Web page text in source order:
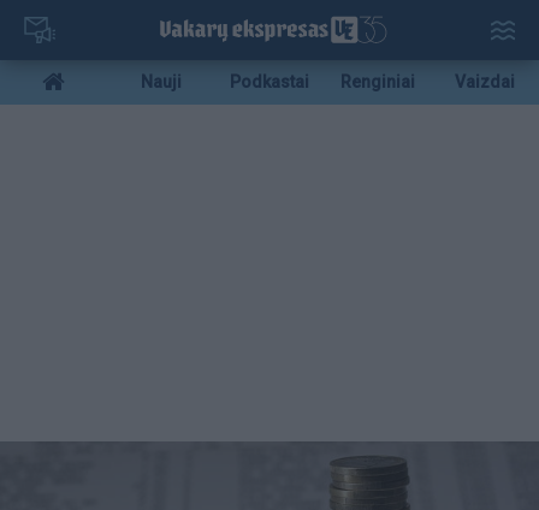
Pereiti
pagrindinį
turinį
Mobile
menu
Nauji Podkastai Renginiai Vaizdai